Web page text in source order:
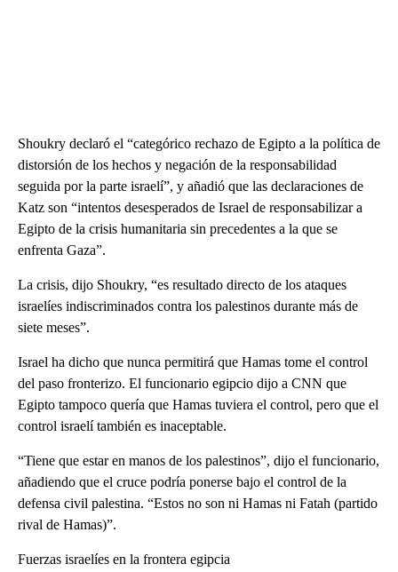
Shoukry declaró el “categórico rechazo de Egipto a la política de
distorsión de los hechos y negación de la responsabilidad
seguida por la parte israelí”, y añadió que las declaraciones de
Katz son “intentos desesperados de Israel de responsabilizar a
Egipto de la crisis humanitaria sin precedentes a la que se
enfrenta Gaza”.
La crisis, dijo Shoukry, “es resultado directo de los ataques
israelíes indiscriminados contra los palestinos durante más de
siete meses”.
Israel ha dicho que nunca permitirá que Hamas tome el control
del paso fronterizo. El funcionario egipcio dijo a CNN que
Egipto tampoco quería que Hamas tuviera el control, pero que el
control israelí también es inaceptable.
“Tiene que estar en manos de los palestinos”, dijo el funcionario,
añadiendo que el cruce podría ponerse bajo el control de la
defensa civil palestina. “Estos no son ni Hamas ni Fatah (partido
rival de Hamas)”.
Fuerzas israelíes en la frontera egipcia